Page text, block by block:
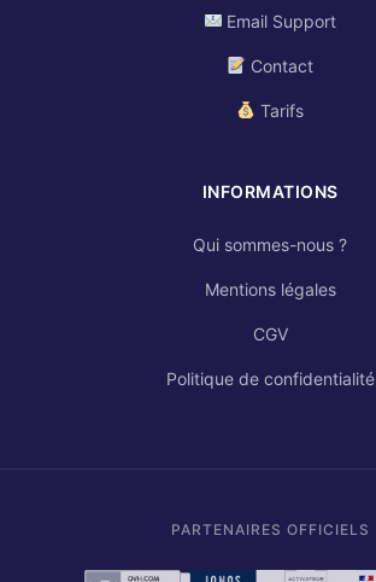
Email Support
Contact
Tarifs
INFORMATIONS
Qui sommes-nous ?
Mentions légales
CGV
Politique de confidentialité
PARTENAIRES OFFICIELS